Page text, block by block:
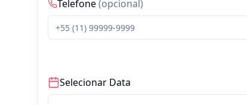
Telefone(opcional)
Selecionar Data